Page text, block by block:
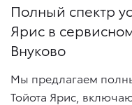
Полный спектр
Ярис в
Внуково
Мы предлагаем
Тойота Ярис,